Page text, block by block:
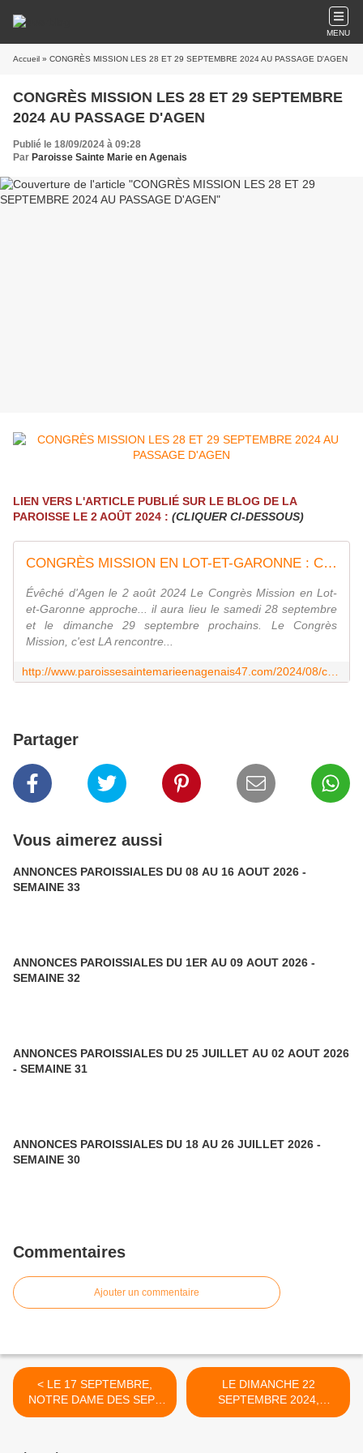
MENU
Accueil » CONGRÈS MISSION LES 28 ET 29 SEPTEMBRE 2024 AU PASSAGE D'AGEN
CONGRÈS MISSION LES 28 ET 29 SEPTEMBRE
2024 AU PASSAGE D'AGEN
Publié le 18/09/2024 à 09:28
Par Paroisse Sainte Marie en Agenais
LIEN VERS L'ARTICLE PUBLIÉ SUR LE BLOG DE LA
PAROISSE LE 2 AOÛT 2024 : (CLIQUER CI-DESSOUS)
CONGRÈS MISSION EN LOT-ET-GARONNE : COMMUNIQUÉ DE L'ÉVÊCHÉ DE CE 2 AOÛT 2024 - Le blog de paroisse.saintemarieenagenais
Évêché d'Agen le 2 août 2024 Le Congrès Mission en Lot-
et-Garonne approche... il aura lieu le samedi 28 septembre
et le dimanche 29 septembre prochains. Le Congrès
Mission, c'est LA rencontre...
Partager
Vous aimerez aussi
ANNONCES PAROISSIALES DU 08 AU 16 AOUT 2026 -
SEMAINE 33
ANNONCES PAROISSIALES DU 1ER AU 09 AOUT 2026 -
SEMAINE 32
ANNONCES PAROISSIALES DU 25 JUILLET AU 02 AOUT 2026
- SEMAINE 31
ANNONCES PAROISSIALES DU 18 AU 26 JUILLET 2026 -
SEMAINE 30
Commentaires
Ajouter un commentaire
< LE 17 SEPTEMBRE,
NOTRE DAME DES SEPT
DOULEURS
LE DIMANCHE 22
SEPTEMBRE 2024,
RELIQUES DE SAINT-